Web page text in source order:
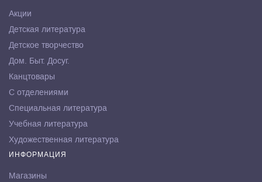
Акции
Детская литература
Детское творчество
Дом. Быт. Досуг.
Канцтовары
С отделениями
Специальная литература
Учебная литература
Художественная литература
ИНФОРМАЦИЯ
Магазины